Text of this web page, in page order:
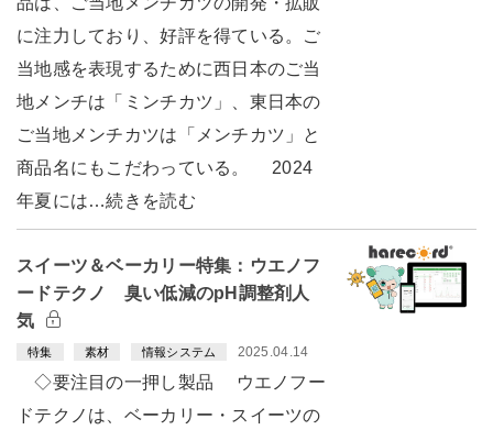
に注力しており、好評を得ている。ご
当地感を表現するために西日本のご当
地メンチは「ミンチカツ」、東日本の
ご当地メンチカツは「メンチカツ」と
商品名にもこだわっている。 2024
年夏には…続きを読む
スイーツ＆ベーカリー特集：ウエノフ
ードテクノ 臭い低減のpH調整剤人
気
特集 素材 情報システム 2025.04.14
◇要注目の一押し製品 ウエノフー
ドテクノは、ベーカリー・スイーツの